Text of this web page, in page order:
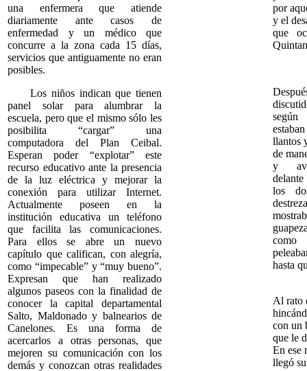
una enfermera que atiende
diariamente ante casos de
enfermedad y un médico que
concurre a la zona cada 15 días,
servicios que antiguamente no eran
posibles.
Los niños indican que tienen
panel solar para alumbrar la
escuela, pero que el mismo sólo les
posibilita “cargar” una
computadora del Plan Ceibal.
Esperan poder “explotar” este
recurso educativo ante la presencia
de la luz eléctrica y mejorar la
conexión para utilizar Internet.
Actualmente poseen en la
institución educativa un teléfono
que facilita las comunicaciones.
Para ellos se abre un nuevo
capítulo que califican, con alegría,
como “impecable” y “muy bueno”.
Expresan que han realizado
algunos paseos con la finalidad de
conocer la capital departamental
Salto, Maldonado y balnearios de
Canelones. Es una forma de
acercarlos a otras personas, que
mejoren su comunicación con los
demás y conozcan otras realidades
por
y el
que
estaban
llantos
de
y
delante
los
destreza
hasta
Al rato
con un
que le
En ese
llegó